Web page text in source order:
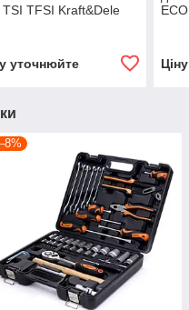
TSI TFSI Kraft&Dele
уточнюйте